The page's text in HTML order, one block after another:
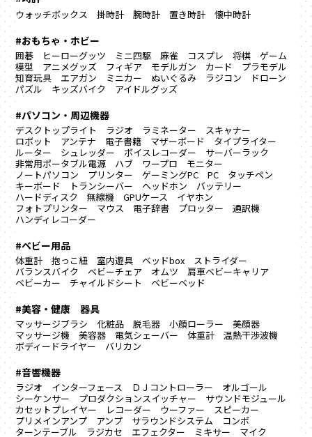
ウォッチボックス 掛時計 腕時計 置き時計 懐中時計
#おもちゃ・ホビー
囲碁 ヒーローグッツ ミニ四駆 麻雀 コスプレ 将棋
ゲーム
模型
アニメグッズ フィギア モデルガン カード
プラモデル
知育玩具
エアガン ミニカー ぬいぐるみ ラジコン
ドローン
パズル
キッズバイク アイドルグッズ
#パソコン・周辺機器
デスクトップライト ラジオ ラミネーター
スキャナー
ロボット
アンテナ 電子書籍 マザーボード
タイプライター
ルーター
シュレッダー ボイスレコーダー
サーバーラック
非常用ポータブル電源
ハブ ワープロ
モニター
ノートパソコン
プリンター ゲーミングPC PC
タッチペン
キーボード
トランシーバー ヘッドホン
バッテリー
ハードディスク
無線機 GPUケース
イヤホン
フォトプリンター
マウス 電子辞書 プロッター
通訳機
ハンディレコーダー
#ベビー用品
体重計 抱っこ紐 室内遊具 ベッドbox
ストライダー
バランスバイク
ベビーチェア オムツ
肩車ベビーキャリア
ベビーカー
チャイルドシート ベビーベッド
#美容・健康 器具
マッサージブラシ 化粧品 脱毛器 小顔ローラー
美顔器
マッサージ機
美容器 電気シェーバー 体重計
温熱干渉波機
ボディードライヤー
バリカン
#音響機器
ラジオ インターフェース ＤＪコントローラー
オルゴール
シーケンサー
プロダクションスイッチャー
サウンドモジュール
カセットプレイヤー
レコーダー ウーファー
スピーカー
プリメインアンプ
アンプ サラウンドシステム
コンポ
ターンテーブル
ラジカセ エフェクター ミキサー
マイク